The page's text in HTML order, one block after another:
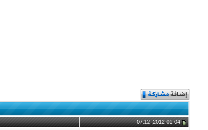
2012-01-04, 07:12